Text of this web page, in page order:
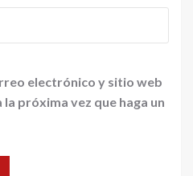
electrónico y sitio web
próxima vez que haga un